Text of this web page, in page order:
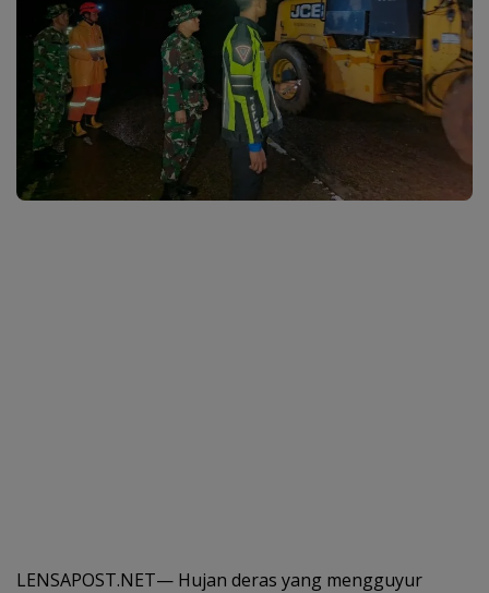
LENSAPOST.NET— Hujan deras yang mengguyur